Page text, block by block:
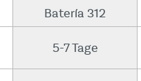
Batería 312
5-7 Tage